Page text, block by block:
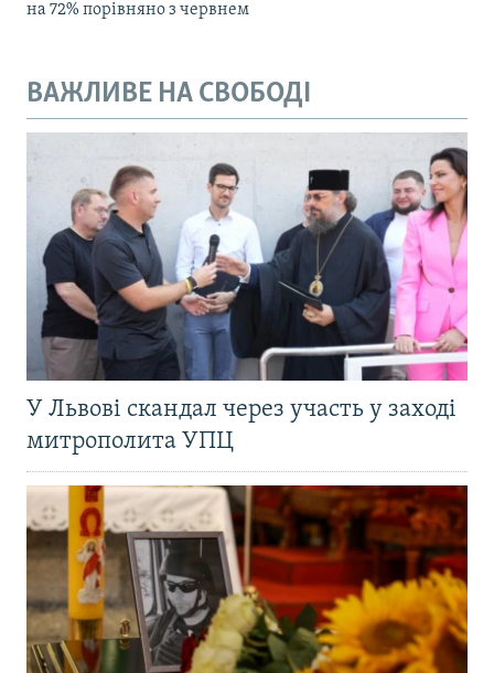
на 72% порівняно з червнем
ВАЖЛИВЕ НА СВОБОДІ
У Львові скандал через участь у заході
митрополита УПЦ